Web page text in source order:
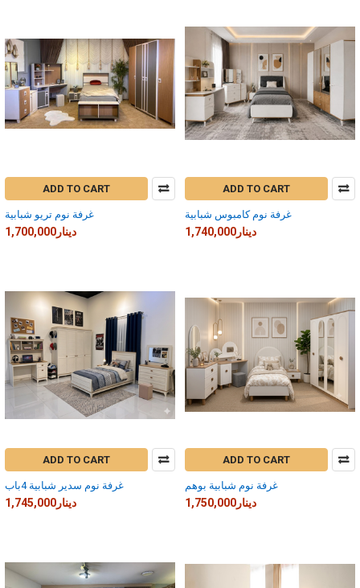
ADD TO CART
غرفة نوم تريو شبابية
1,700,000دينار
ADD TO CART
غرفة نوم كامبوس شبابية
1,740,000دينار
ADD TO CART
غرفة نوم سدير شبابية 4باب
1,745,000دينار
ADD TO CART
غرفة نوم شبابية بوهم
1,750,000دينار